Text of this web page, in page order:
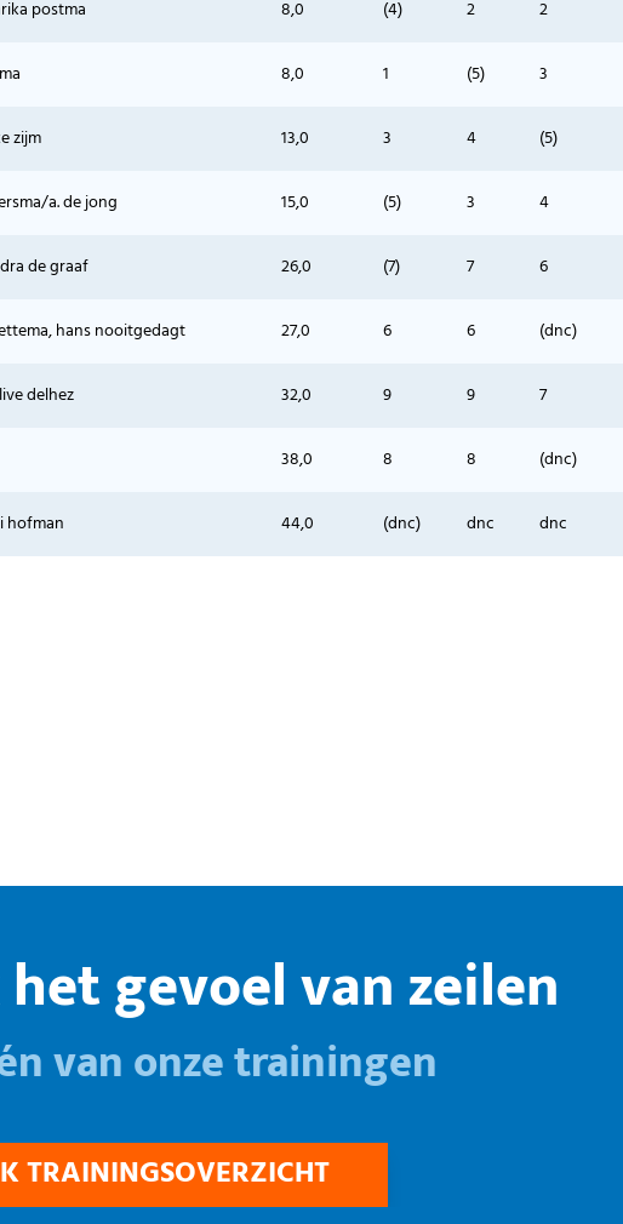
postma 8,0 (4) 2 2
8,0 1 (5) 3
zijm 13,0 3 4 (5)
a. de jong 15,0 (5) 3 4
de graaf 26,0 (7) 7 6
hans nooitgedagt 27,0 6 6 (dnc)
delhez 32,0 9 9 7
38,0 8 8 (dnc)
hofman 44,0 (dnc) dnc dnc
gevoel van zeilen
van onze trainingen
TRAININGSOVERZICHT